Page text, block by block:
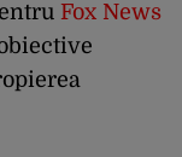
Fox News